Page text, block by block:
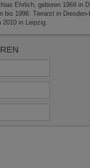
Ehrlich, geboren 1969 in
bis 1996. Tierarzt in
2010 in Leipzig.